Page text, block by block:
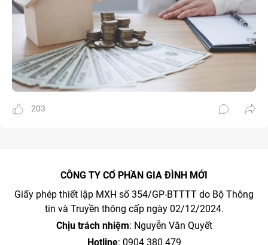
203
CÔNG TY CỔ PHẦN GIA ĐÌNH MỚI
Giấy phép thiết lập MXH số 354/GP-BTTTT do Bộ Thông
tin và Truyền thông cấp ngày 02/12/2024.
Chịu trách nhiệm: Nguyễn Văn Quyết
Hotline: 0904 380 479